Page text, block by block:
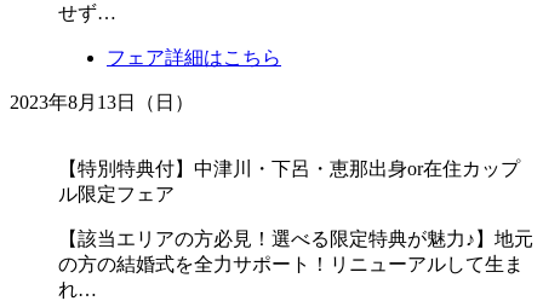
せず…
フェア詳細はこちら
2023年8月13日（日）
【特別特典付】中津川・下呂・恵那出身or在住カップ
ル限定フェア
【該当エリアの方必見！選べる限定特典が魅力♪】地元
の方の結婚式を全力サポート！リニューアルして生ま
れ…